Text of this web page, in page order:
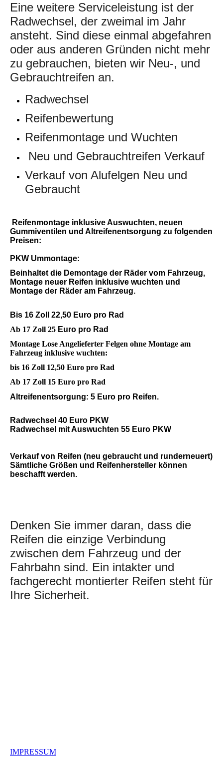
Eine weitere Serviceleistung ist der
Radwechsel, der zweimal im Jahr
ansteht. Sind diese einmal abgefahren
oder aus anderen Gründen nicht mehr
zu gebrauchen, bieten wir Neu-, und
Gebrauchtreifen an.
Radwechsel
Reifenbewertung
Reifenmontage und Wuchten
Neu und Gebrauchtreifen Verkauf
Verkauf von Alufelgen Neu und
Gebraucht
Reifenmontage inklusive Auswuchten, neuen
Gummiventilen und Altreifenentsorgung zu folgenden
Preisen:
PKW Ummontage:
Beinhaltet die Demontage der Räder vom Fahrzeug,
Montage neuer Reifen inklusive wuchten und
Montage der Räder am Fahrzeug.
Bis 16 Zoll 22,50 Euro pro Rad
Ab 17 Zoll 25 Euro pro Rad
Montage Lose Angelieferter Felgen ohne Montage am
Fahrzeug inklusive wuchten:
bis 16 Zoll 12,50 Euro pro Rad
Ab 17 Zoll 15 Euro pro Rad
Altreifenentsorgung: 5 Euro pro Reifen.
Radwechsel 40 Euro PKW
Radwechsel mit Auswuchten 55 Euro PKW
Verkauf von Reifen (neu gebraucht und runderneuert)
Sämtliche Größen und Reifenhersteller können
beschafft werden.
Denken Sie immer daran, dass die
Reifen die einzige Verbindung
zwischen dem Fahrzeug und der
Fahrbahn sind. Ein intakter und
fachgerecht montierter Reifen steht für
Ihre Sicherheit.
IMPRESSUM